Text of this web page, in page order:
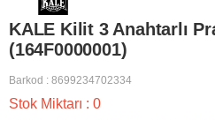
KALE Kilit 3 Anahtarlı
(164F0000001)
Barkod : 8699234702334
Stok Miktarı : 0